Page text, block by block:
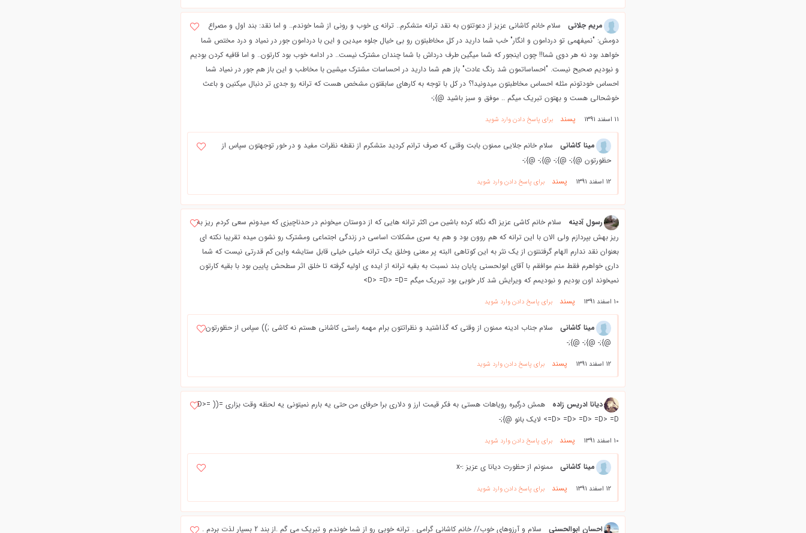
مریم جلائی
سلام خانم کاشانی عزیز از دعوتتون به نقد ترانه متشکرم.. ترانه ی خوب و رونی از شما خوندم.. و اما نقد: بند اول و مصراع
دومش: "نمیفهمی تو دردامون و انگار" خب شما دارید در کل مخاطبتون رو بی خیال جلوه میدین و این با دردامون جور در نمیاد و درد مختص شما
خواهد بود نه هر دوی شما!! چون اینجور که شما میگین طرف درداش با شما چندان مشترک نیست.. در ادامه خوب بود کارتون.. و اما قافیه کردن بودیم
و نبودیم صحیح نیست. "احساساتمون شد رنگ عادت" باز هم شما دارید در احساسات مشترک میشین با مخاطب و این باز هم جور در نمیاد شما
احساس خودتونم مثله احساس مخاطبتون میدونید!؟ در کل با توجه به کارهای سابقتون مشخص هست که ترانه رو جدی تر دنبال میکنین و باعث
خوشحالی هست و بهتون تبریک میگم .. موفق و سبز باشید @};-
11 اسفند 1391 پسند برای پاسخ دادن وارد شوید
مینا کاشانی
سلام خانم جلایی ممنون بابت وقتی که صرف ترانم کردید متشکرم از نقطه نظرات مفید و در خور توجهتون سپاس از
حظورتون @};- @};- @};- @};-
12 اسفند 1391 پسند برای پاسخ دادن وارد شوید
رسول آدینه
سلام خانم کاشی عزیز اگه نگاه کرده باشین من اکثر ترانه هایی که از دوستان میخونم در حدناچیزی که میدونم سعی کردم ریز به
ریز بهش بپردازم ولی الان با این ترانه که هم روون بود و هم یه سری مشکلات اساسی در زندگی اجتماعی ومشترک رو نشون میده تقریبا نکته ای
بعنوان نقد ندارم الهام گرفتنتون از یک نثر به این کوتاهی البته پر معنی وخلق یک ترانه خیلی خیلی قابل ستایشه واین کم قدرتی نیست که شما
داری خواهرم فقط منم موافقم با آقای ابولحسنی پایان بند نسبت به بقیه ترانه از ایده ی اولیه گرفته تا خلق اثر سطحش پایین بود با بقیه کارتون
نمیخوند اون بودیم و نبودیمم که ویرایش شد کار خوبی بود تبریک میگم =D> =D> =D>
10 اسفند 1391 پسند برای پاسخ دادن وارد شوید
مینا کاشانی
سلام جناب ادینه ممنون از وقتی که گذاشتید و نظراتتون برام مهمه راستی کاشانی هستم نه کاشی ;)) سپاس از حظورتون
@};- @};- @};-
12 اسفند 1391 پسند برای پاسخ دادن وارد شوید
ديانا ادريس زاده
همش درگیره رویاهات هستی به فکر قیمت ارز و دلاری برا حرفای من حتی یه بارم نمیتونی یه لحظه وقت بزاری =(( =D>
=D> =D> =D> =D> =D> لايك بانو @};-
10 اسفند 1391 پسند برای پاسخ دادن وارد شوید
مینا کاشانی ممنونم از حظورت دیانا ی عزیز :-x
12 اسفند 1391 پسند برای پاسخ دادن وارد شوید
احسان ابوالحسنی سلام و آرزوهای خوب// خانم کاشانی گرامی . ترانه خوبی رو از شما خوندم و تبریک می گم .از بند 2 بسیار لذت بردم .